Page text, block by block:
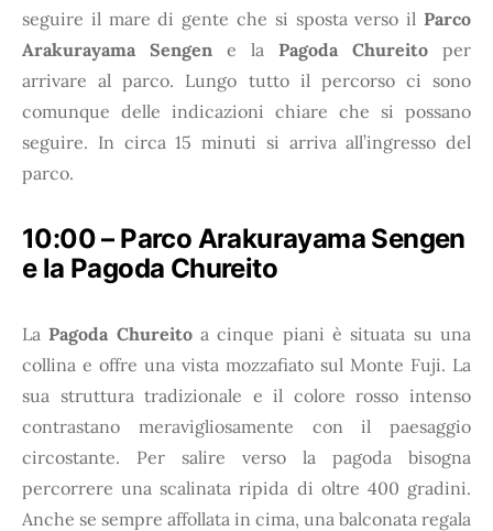
seguire il mare di gente che si sposta verso il Parco
Arakurayama Sengen e la Pagoda Chureito per
arrivare al parco. Lungo tutto il percorso ci sono
comunque delle indicazioni chiare che si possano
seguire. In circa 15 minuti si arriva all’ingresso del
parco.
10:00 – Parco Arakurayama Sengen
e la Pagoda Chureito
LaPagoda Chureitoa cinque piani è situata su una
collina e offre una vista mozzafiato sul Monte Fuji. La
sua struttura tradizionale e il colore rosso intenso
contrastano meravigliosamente con il paesaggio
circostante. Per salire verso la pagoda bisogna
percorrere una scalinata ripida di oltre 400 gradini.
Anche se sempre affollata in cima, una balconata regala